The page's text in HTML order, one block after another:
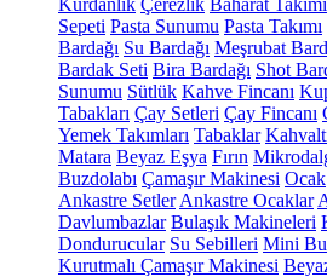
Kürdanlık Çerezlik Baharat Takımı
Sepeti Pasta Sunumu Pasta Takımı
Bardağı Su Bardağı Meşrubat
Bardak Seti Bira Bardağı Shot
Sunumu Sütlük Kahve Fincanı
Tabakları Çay Setleri Çay Fincanı
Yemek Takımları Tabaklar
Matara Beyaz Eşya Fırın
Buzdolabı Çamaşır Makinesi Ocak
Ankastre Setler Ankastre Ocaklar
Davlumbazlar Bulaşık Makineleri
Dondurucular Su Sebilleri Mini
Kurutmalı Çamaşır Makinesi